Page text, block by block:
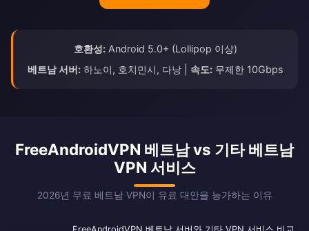
호환성: Android 5.0+ (Lollipop 이상)
베트남 서버: 하노이, 호치민시, 다낭 | 속도: 무제한 10Gbps
FreeAndroidVPN 베트남 vs 기타 베트남
VPN 서비스
2026년 무료 베트남 VPN이 유료 대안을 능가하는 이유